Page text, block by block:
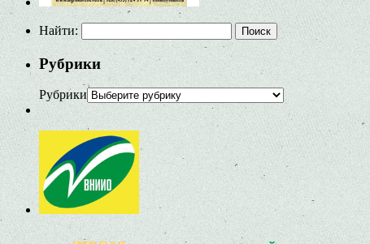
Найти:
Рубрики
Рубрики